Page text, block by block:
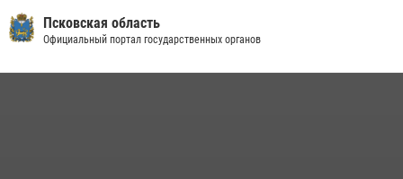
28 июля 2026, 05:16
церемонии
Псковская область
Официальный портал государственных органов